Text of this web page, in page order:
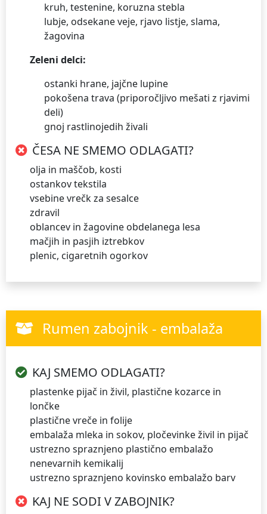
kruh, testenine, koruzna stebla
lubje, odsekane veje, rjavo listje, slama,
žagovina
Zeleni delci:
ostanki hrane, jajčne lupine
pokošena trava (priporočljivo mešati z rjavimi
deli)
gnoj rastlinojedih živali
ČESA NE SMEMO ODLAGATI?
olja in maščob, kosti
ostankov tekstila
vsebine vrečk za sesalce
zdravil
oblancev in žagovine obdelanega lesa
mačjih in pasjih iztrebkov
plenic, cigaretnih ogorkov
Rumen zabojnik - embalaža
KAJ SMEMO ODLAGATI?
plastenke pijač in živil, plastične kozarce in
lončke
plastične vreče in folije
embalaža mleka in sokov, pločevinke živil in pijač
ustrezno spraznjeno plastično embalažo
nenevarnih kemikalij
ustrezno spraznjeno kovinsko embalažo barv
KAJ NE SODI V ZABOJNIK?